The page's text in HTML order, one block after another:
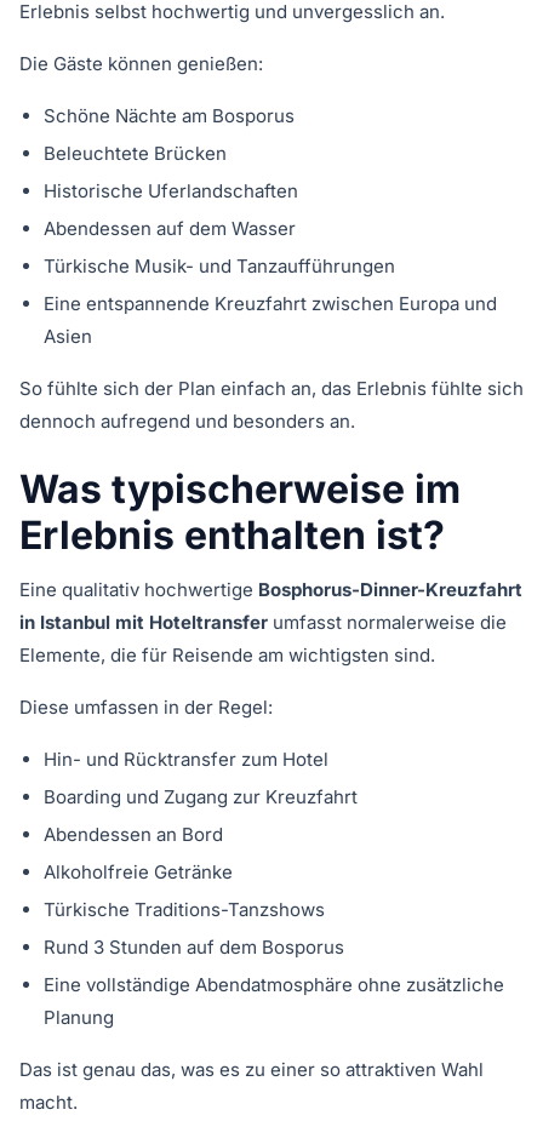
Erlebnis selbst hochwertig und unvergesslich an.
Die Gäste können genießen:
Schöne Nächte am Bosporus
Beleuchtete Brücken
Historische Uferlandschaften
Abendessen auf dem Wasser
Türkische Musik- und Tanzaufführungen
Eine entspannende Kreuzfahrt zwischen Europa und
Asien
So fühlte sich der Plan einfach an, das Erlebnis fühlte sich
dennoch aufregend und besonders an.
Was typischerweise im
Erlebnis enthalten ist?
Eine qualitativ hochwertige Bosphorus-Dinner-Kreuzfahrt
in Istanbul mit Hoteltransfer umfasst normalerweise die
Elemente, die für Reisende am wichtigsten sind.
Diese umfassen in der Regel:
Hin- und Rücktransfer zum Hotel
Boarding und Zugang zur Kreuzfahrt
Abendessen an Bord
Alkoholfreie Getränke
Türkische Traditions-Tanzshows
Rund 3 Stunden auf dem Bosporus
Eine vollständige Abendatmosphäre ohne zusätzliche
Planung
Das ist genau das, was es zu einer so attraktiven Wahl
macht.